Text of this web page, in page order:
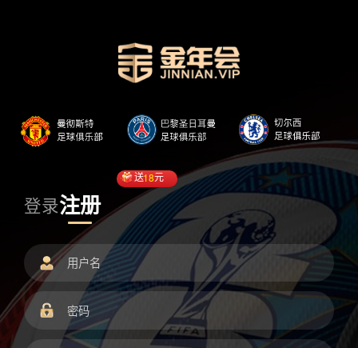
登录注册
送18元